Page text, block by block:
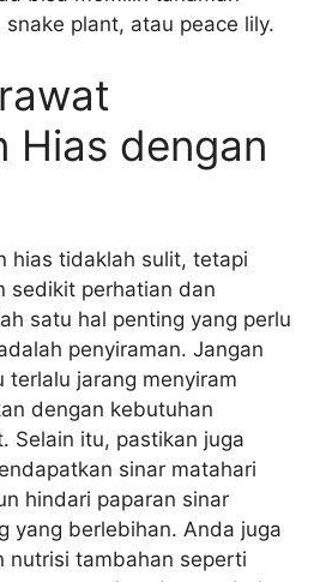
plant, atau peace lily.
Hias dengan
hias tidaklah sulit, tetapi
sedikit perhatian dan
satu hal penting yang perlu
penyiraman. Jangan
terlalu jarang menyiram
dengan kebutuhan
Selain itu, pastikan juga
sinar matahari
hindari paparan sinar
yang berlebihan. Anda juga
nutrisi tambahan seperti